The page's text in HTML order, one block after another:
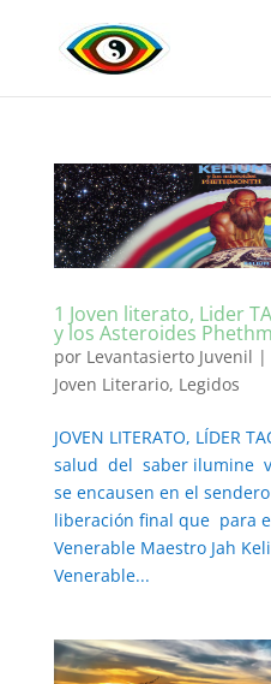
1 Joven literato, Lider
y los Asteroides
por Levantasierto Juvenil |
Joven Literario, Legidos
JOVEN LITERATO, LÍDER
salud del saber ilumine
se encausen en el
liberación final que para
Venerable Maestro Jah
Venerable...